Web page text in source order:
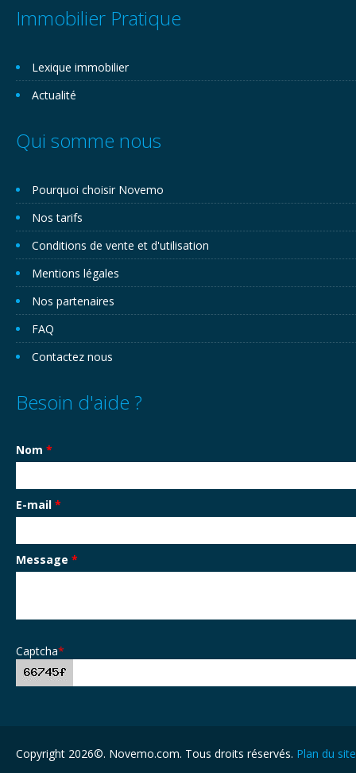
Immobilier Pratique
Lexique immobilier
Actualité
Qui somme nous
Pourquoi choisir Novemo
Nos tarifs
Conditions de vente et d'utilisation
Mentions légales
Nos partenaires
FAQ
Contactez nous
Besoin d'aide ?
Nom *
E-mail *
Message *
Captcha*
Copyright 2026©. Novemo.com. Tous droits réservés. Plan du site